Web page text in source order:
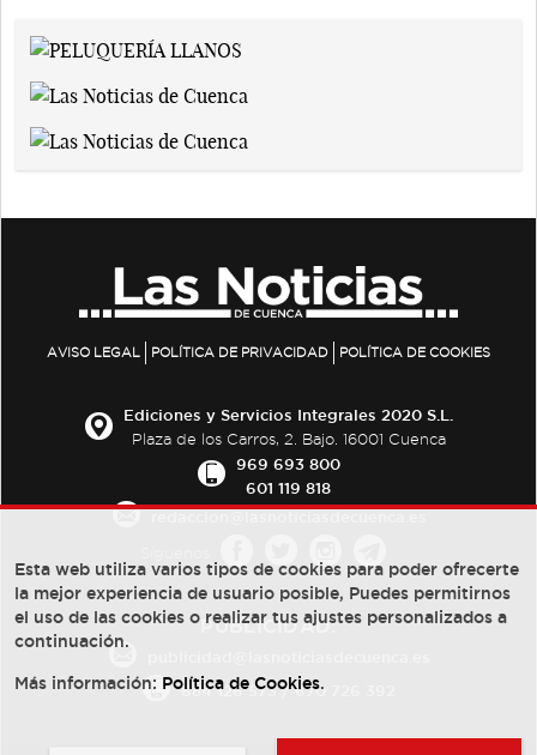
AVISO LEGAL POLÍTICA DE PRIVACIDAD POLÍTICA DE COOKIES
Ediciones y Servicios Integrales 2020 S.L.
Plaza de los Carros, 2. Bajo. 16001 Cuenca
969 693 800
601 119 818
PUBLICIDAD:
684 126 573/670 726 392
Esta web utiliza varios tipos de cookies para poder ofrecerte
la mejor experiencia de usuario posible, Puedes permitirnos
el uso de las cookies o realizar tus ajustes personalizados a
continuación.
Más información: Política de Cookies.